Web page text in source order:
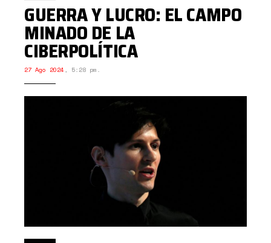
GUERRA Y LUCRO: EL CAMPO
MINADO DE LA
CIBERPOLÍTICA
27 Ago 2024 , 5:28 pm.